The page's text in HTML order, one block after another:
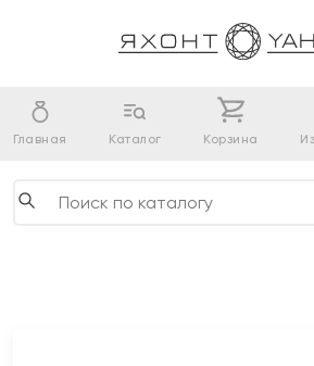
Главная Каталог Корзина